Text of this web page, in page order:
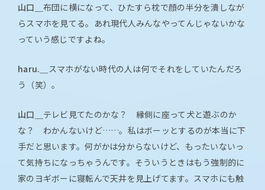
山口＿ 布団に横になって、ひたすら枕で顔の半分を潰しなが
らスマホを見てる。あれ現代人みんなやってんじゃないかな
っていう感じですよね。
haru.＿
スマホがない時代の人は何でそれをしていたんだろ
う（笑）。
山口＿ テレビ見てたのかな？ 縁側に座って犬と遊ぶのか
な？ わかんないけど……。私はボーッとするのが本当に下
手だと思います。何がかは分からないけど、もったいないっ
て気持ちになっちゃうんです。そういうときはもう強制的に
家のヨギボーに寝転んで天井を見上げてます。スマホにも触